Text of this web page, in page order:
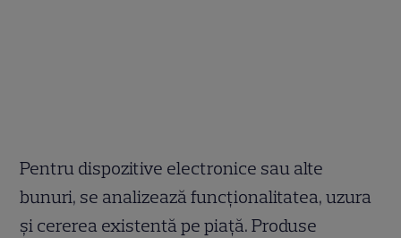
Pentru dispozitive electronice sau alte
bunuri, se analizează funcționalitatea, uzura
și cererea existentă pe piață. Produse